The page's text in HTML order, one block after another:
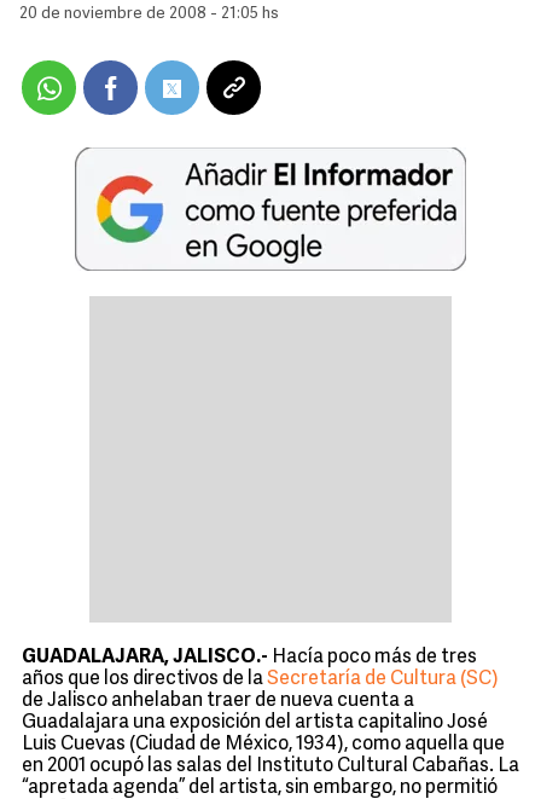
20 de noviembre de 2008 - 21:05 hs
GUADALAJARA, JALISCO.- Hacía poco más de tres
años que los directivos de laSecretaría de Cultura (SC)
de Jalisco anhelaban traer de nueva cuenta a
Guadalajara una exposición del artista capitalino José
Luis Cuevas (Ciudad de México, 1934), como aquella que
en 2001 ocupó las salas del Instituto Cultural Cabañas. La
“apretada agenda” del artista, sin embargo, no permitió